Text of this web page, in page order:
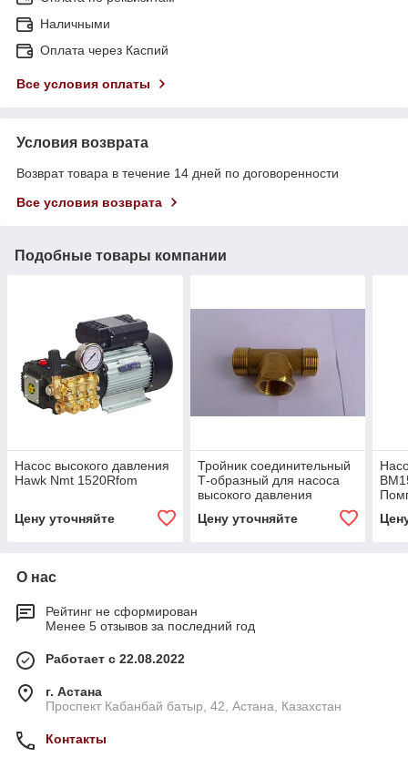
Наличными
Оплата через Каспий
Все условия оплаты
Условия возврата
Возврат товара в течение 14 дней по договоренности
Все условия возврата
Подобные товары компании
Насос высокого давления
Hawk Nmt 1520Rfom
Цену уточняйте
Тройник соединительный
Т-образный для насоса
высокого давления
Цену уточняйте
О нас
Рейтинг не сформирован
Менее 5 отзывов за последний год
Работает с 22.08.2022
г. Астана
Проспект Кабанбай батыр, 42, Астана, Казахстан
Контакты